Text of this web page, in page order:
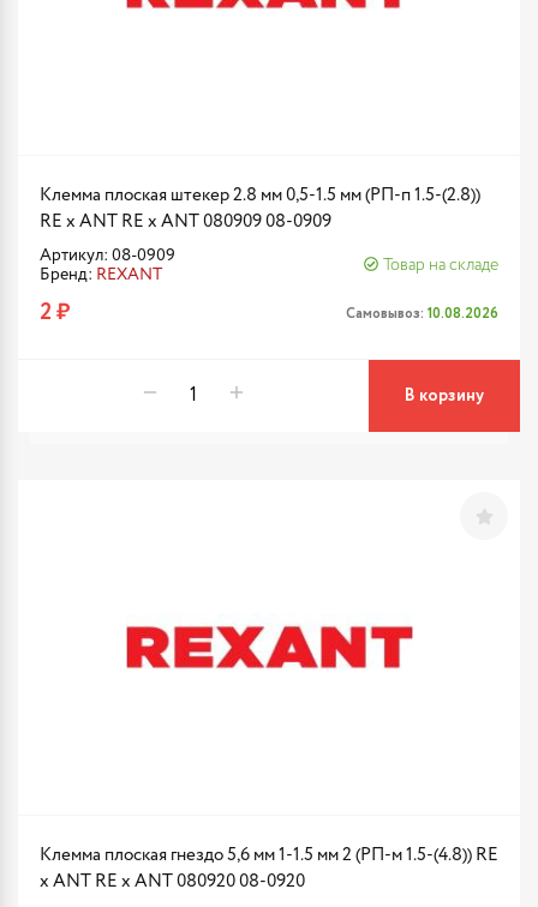
Клемма плоская штекер 2.8 мм 0,5-1.5 мм (РП-п 1.5-(2.8))
RE x ANT RE x ANT 080909 08-0909
Артикул: 08-0909
Бренд: REXANT
Товар на складе
2 ₽ Самовывоз: 10.08.2026
В корзину
Клемма плоская гнездо 5,6 мм 1-1.5 мм 2 (РП-м 1.5-(4.8)) RE
x ANT RE x ANT 080920 08-0920